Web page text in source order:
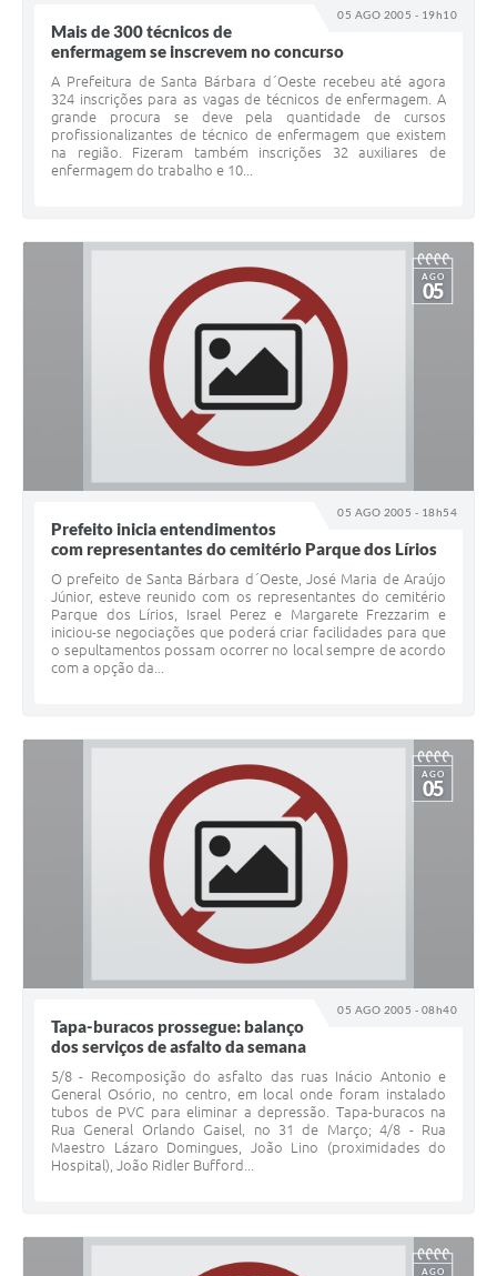
05 AGO 2005 - 19h10
Mais de 300 técnicos de
enfermagem se inscrevem no concurso
A Prefeitura de Santa Bárbara d´Oeste recebeu até agora
324 inscrições para as vagas de técnicos de enfermagem. A
grande procura se deve pela quantidade de cursos
profissionalizantes de técnico de enfermagem que existem
na região. Fizeram também inscrições 32 auxiliares de
enfermagem do trabalho e 10...
05 AGO 2005 - 18h54
AGO
05
Prefeito inicia entendimentos
com representantes do cemitério Parque dos Lírios
O prefeito de Santa Bárbara d´Oeste, José Maria de Araújo
Júnior, esteve reunido com os representantes do cemitério
Parque dos Lírios, Israel Perez e Margarete Frezzarim e
iniciou-se negociações que poderá criar facilidades para que
o sepultamentos possam ocorrer no local sempre de acordo
com a opção da...
05 AGO 2005 - 08h40
AGO
05
Tapa-buracos prossegue: balanço
dos serviços de asfalto da semana
5/8 - Recomposição do asfalto das ruas Inácio Antonio e
General Osório, no centro, em local onde foram instalado
tubos de PVC para eliminar a depressão. Tapa-buracos na
Rua General Orlando Gaisel, no 31 de Março; 4/8 - Rua
Maestro Lázaro Domingues, João Lino (proximidades do
Hospital), João Ridler Bufford...
AGO